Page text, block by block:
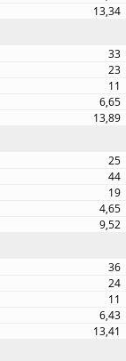
13,34
33
23
11
6,65
13,89
25
44
19
4,65
9,52
36
24
11
6,43
13,41